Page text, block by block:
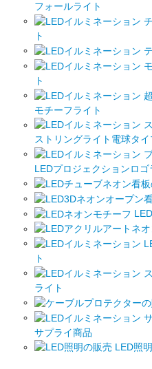
フォールライト
ト
ト
モチーフライト
ストリングライト電球タイ
LEDプロジェクションロゴ
ト
ライト
サプライ商品
LED照明